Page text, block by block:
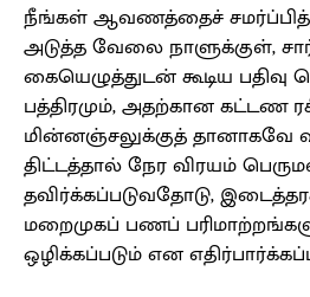
நீங்கள் ஆவணத்தைச்
அடுத்த வேலை நாளுக்குள்,
கையெழுத்துடன் கூடிய
பத்திரமும், அதற்கான கட்டண
மின்னஞ்சலுக்குத் தானாகவே
திட்டத்தால் நேர விரயம்
தவிர்க்கப்படுவதோடு,
மறைமுகப் பணப்
ஒழிக்கப்படும் என